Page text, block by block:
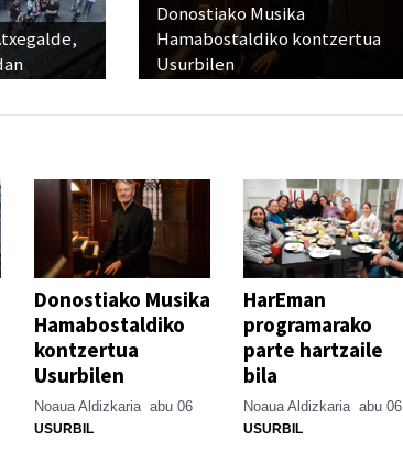
Donostiako Musika
Hamabostaldiko kontzertua
Usurbilen
Donostiako Musika
Hamabostaldiko
kontzertua
Usurbilen
Noaua Aldizkaria abu 06
USURBIL
HarEman
programarako
parte hartzaile
bila
Noaua Aldizkaria abu 06
USURBIL